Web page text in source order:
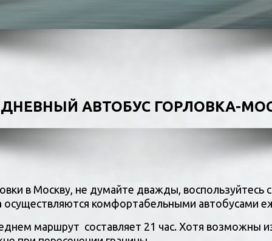
АВТОБУС ГОРЛОВКА-
в Москву, не думайте дважды, воспользуйтесь
осуществляются комфортабельными автобусами
маршрут  составляет 21 час. Хотя